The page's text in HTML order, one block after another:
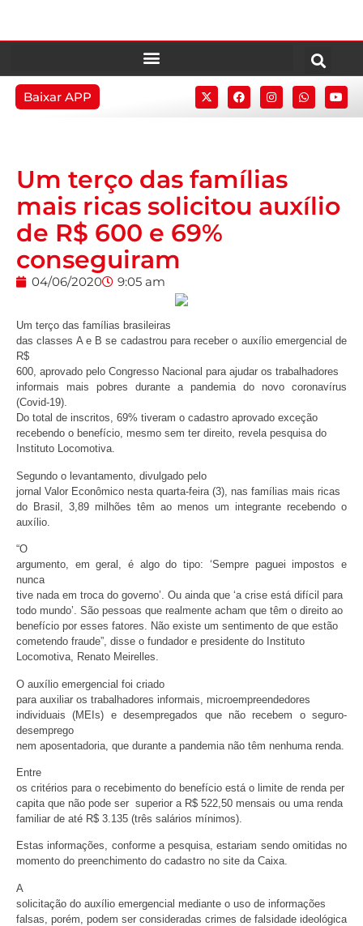
Baixar APP
Um terço das famílias
mais ricas solicitou auxílio
de R$ 600 e 69%
conseguiram
04/06/2020 9:05 am
Um terço das famílias brasileiras
das classes A e B se cadastrou para receber o auxílio emergencial de
R$
600, aprovado pelo Congresso Nacional para ajudar os trabalhadores
informais mais pobres durante a pandemia do novo coronavírus
(Covid-19).
Do total de inscritos, 69% tiveram o cadastro aprovado exceção
recebendo o benefício, mesmo sem ter direito, revela pesquisa do
Instituto Locomotiva.
Segundo o levantamento, divulgado pelo
jornal Valor Econômico nesta quarta-feira (3), nas famílias mais ricas
do Brasil, 3,89 milhões têm ao menos um integrante recebendo o
auxílio.
“O
argumento, em geral, é algo do tipo: ‘Sempre paguei impostos e
nunca
tive nada em troca do governo’. Ou ainda que ‘a crise está difícil para
todo mundo’. São pessoas que realmente acham que têm o direito ao
benefício por esses fatores. Não existe um sentimento de que estão
cometendo fraude”, disse o fundador e presidente do Instituto
Locomotiva, Renato Meirelles.
O auxílio emergencial foi criado
para auxiliar os trabalhadores informais, microempreendedores
individuais (MEIs) e desempregados que não recebem o seguro-
desemprego
nem aposentadoria, que durante a pandemia não têm nenhuma renda.
Entre
os critérios para o recebimento do benefício está o limite de renda per
capita que não pode ser superior a R$ 522,50 mensais ou uma renda
familiar de até R$ 3.135 (três salários mínimos).
Estas informações, conforme a pesquisa, estariam sendo omitidas no
momento do preenchimento do cadastro no site da Caixa.
A
solicitação do auxílio emergencial mediante o uso de informações
falsas, porém, podem ser consideradas crimes de falsidade ideológica